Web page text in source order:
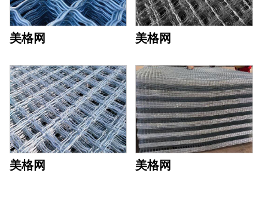
美格网 美格网
美格网 美格网